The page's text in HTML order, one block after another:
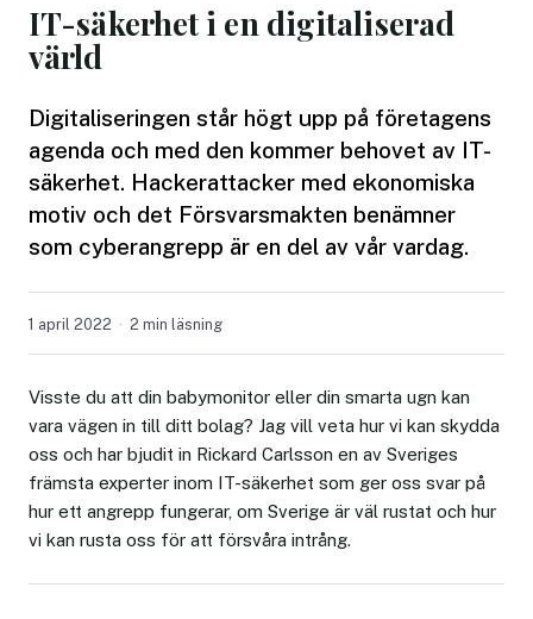
IT-säkerhet i en digitaliserad
värld
Digitaliseringen står högt upp på företagens
agenda och med den kommer behovet av IT-
säkerhet. Hackerattacker med ekonomiska
motiv och det Försvarsmakten benämner
som cyberangrepp är en del av vår vardag.
1 april 2022 2 min läsning
Visste du att din babymonitor eller din smarta ugn kan
vara vägen in till ditt bolag? Jag vill veta hur vi kan skydda
oss och har bjudit in Rickard Carlsson en av Sveriges
främsta experter inom IT-säkerhet som ger oss svar på
hur ett angrepp fungerar, om Sverige är väl rustat och hur
vi kan rusta oss för att försvåra intrång.